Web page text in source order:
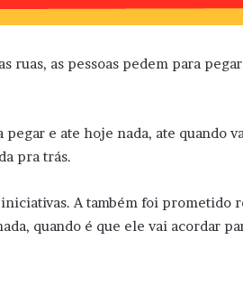
ruas, as pessoas pedem para
e ate hoje nada, ate quando
pra trás.
A também foi prometido
quando é que ele vai acordar